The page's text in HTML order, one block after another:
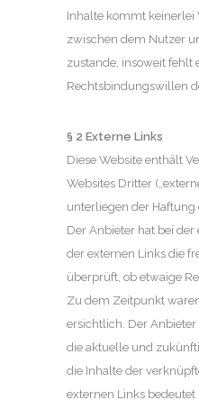
Inhalte kommt keinerlei
zwischen dem Nutzer
zustande, insoweit fehlt
Rechtsbindungswillen
§ 2 Externe Links
Diese Website enthält
Websites Dritter
unterliegen der Haftung
Der Anbieter hat bei
der externen Links die
überprüft, ob etwaige
Zu dem Zeitpunkt
ersichtlich. Der
die aktuelle und
die Inhalte der
externen Links bedeutet